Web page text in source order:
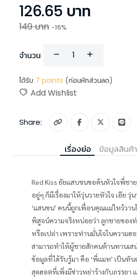
126.65 บาท
149บาท -15%
จำนวน
ได้รับ 7 points (ก่อนหักส่วนลด)
Add Wishlist
Share:
เรื่องย่อ ข้อมูลสินค้า
Red Kiss ยัยแสบซนขอค้นหัวใจพี่ชา
อยู่ๆ ก็มีเรื่องมาให้วุ่นวายหัวใจ เอ๊ย วุ่น
‘แสนซน’ คนนี้ถูกเพื่อนคุณแม่ไหว้วาน
พิสูจน์ความจริงหน่อยว่า ลูกชายของ
หรือเปล่า เพราะท่านมั่นใจในความฮ
สามารถทำให้ผู้ชายสักคนต้านทานเส
ข้อมูลที่ได้รับรู้มา คือ ‘พี่แมท’ เป็นทั
สุดฮอตที่เพิ่งมีข่าวหย่าร้างกับภรรยา